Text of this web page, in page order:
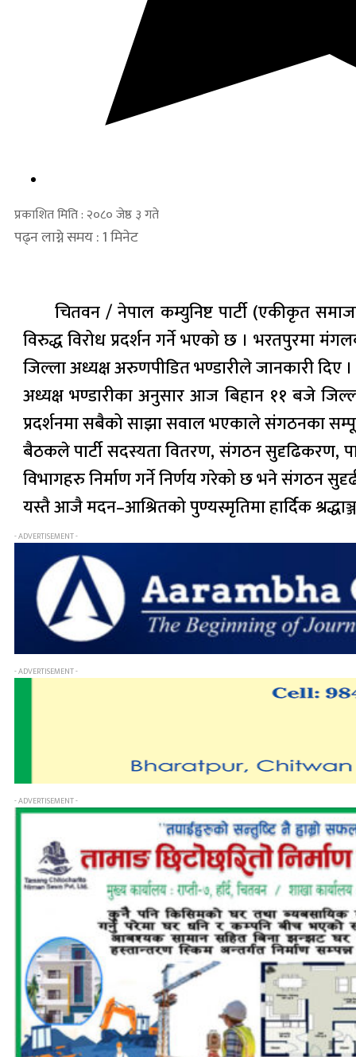
प्रकाशित मिति : २०८० जेष्ठ ३ गते
पढ्न लाग्ने समय : 1 मिनेट
चितवन / नेपाल कम्युनिष्ट पार्टी (एकीकृत
विरुद्ध विरोध प्रदर्शन गर्ने भएको छ । भरतपुरमा
जिल्ला अध्यक्ष अरुणपीडित भण्डारीले जानकारी दिए ।
अध्यक्ष भण्डारीका अनुसार आज बिहान ११ बजे जिल्ला
प्रदर्शनमा सबैको साझा सवाल भएकाले संगठनका
बैठकले पार्टी सदस्यता वितरण, संगठन सुदृढिकरण,
विभागहरु निर्माण गर्ने निर्णय गरेको छ भने संगठन
यस्तै आजै मदन–आश्रितको पुण्यस्मृतिमा हार्दिक
- ADVERTISEMENT -
- ADVERTISEMENT -
- ADVERTISEMENT -